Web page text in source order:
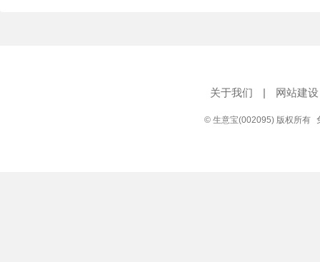
关于我们 | 网站建设
© 生意宝(002095) 版权所有